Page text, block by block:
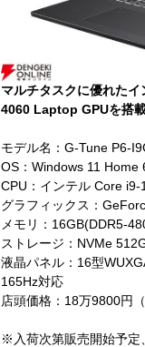
マルチタスクに優れた
4060 Laptop GPUを搭
モデル名：G-Tune P6-
OS：Windows 11 Home
CPU：インテル Core
グラフィックス：
メモリ：16GB(DDR5-
ストレージ：NVMe
液晶パネル：16型
165Hz対応
店頭価格：18万9800円（
※入荷次第販売開始予定